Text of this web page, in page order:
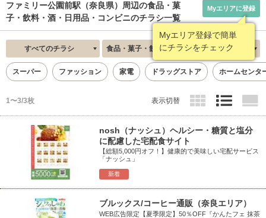
ファミリー公園前駅（奈良県）周辺の食品・菓
子・飲料・酒・日用品・コンビニのチラシ一覧
Myエリア登録で簡単
にチラシをチェック
Myエリアに登録
すべてのチラシ 食品・菓子・飲料・酒・日用品・コンビニ 新着順
スーパー ファッション 家電 ドラッグストア ホームセンタ
1〜3/3枚 表示切替
新着
nosh（ナッシュ）ヘルシー・糖質と塩分
に配慮した宅配食サイト
【総額5,000円オフ！】健康的で美味しい宅配サービス
「ナッシュ」
ブルックス/コーヒー通販（奈良エリア）
WEB広告限定【夏季限定】50％OFF『かんたフェ 抹茶